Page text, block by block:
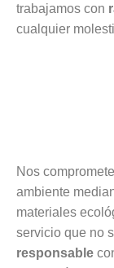
trabajamos con
cualquier
Nos
ambiente
materiales
servicio que no
responsable